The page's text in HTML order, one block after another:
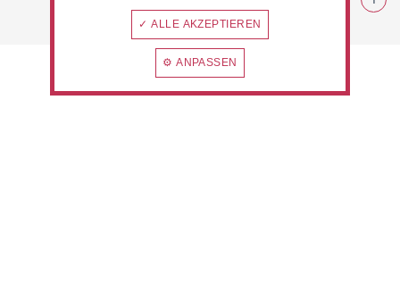
Handwerk Sport & Freizeit
✓ ALLE AKZEPTIEREN
⚙ ANPASSEN